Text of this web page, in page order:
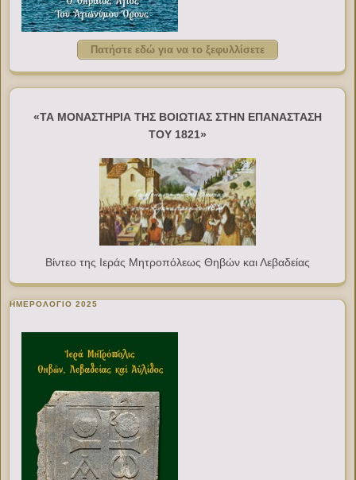
Πατήστε εδώ για να το ξεφυλλίσετε
«ΤΑ ΜΟΝΑΣΤΗΡΙΑ ΤΗΣ ΒΟΙΩΤΙΑΣ ΣΤΗΝ ΕΠΑΝΑΣΤΑΣΗ
ΤΟΥ 1821»
Βίντεο της Ιεράς Μητροπόλεως Θηβών και Λεβαδείας
ΗΜΕΡΟΛΟΓΙΟ 2025